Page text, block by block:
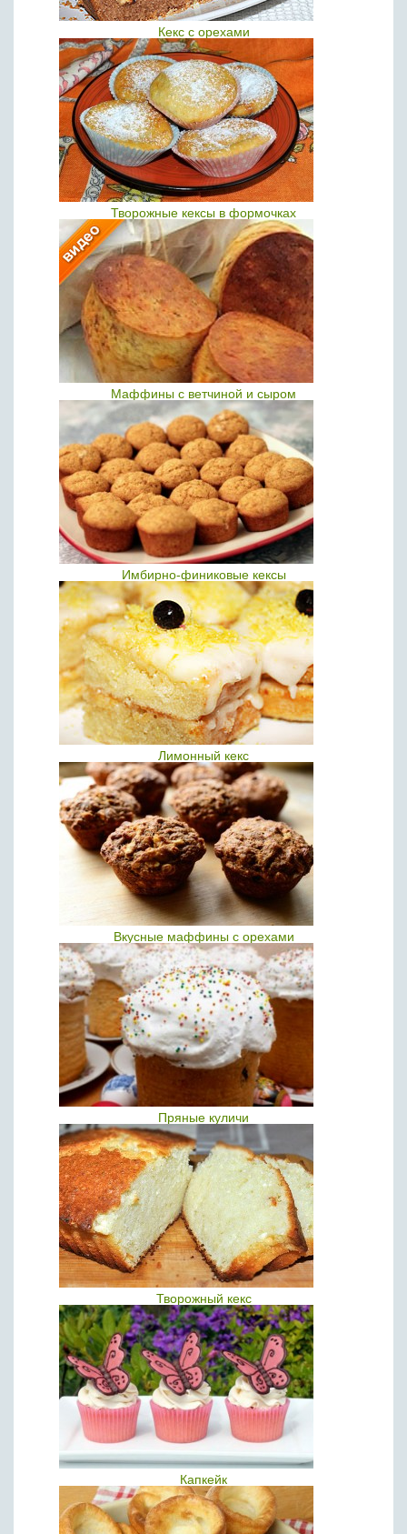
Кекс с орехами
Творожные кексы в формочках
Маффины с ветчиной и сыром
Имбирно-финиковые кексы
Лимонный кекс
Вкусные маффины с орехами
Пряные куличи
Творожный кекс
Капкейк